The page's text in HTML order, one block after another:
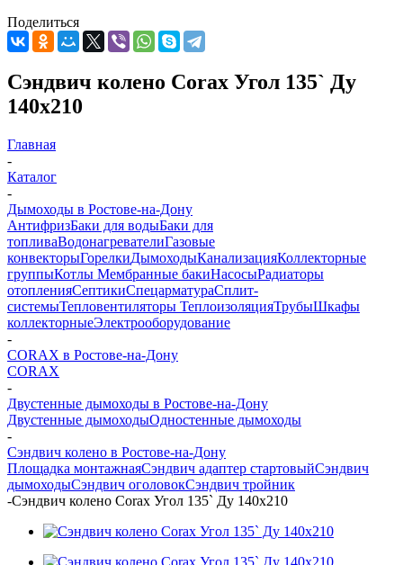
Поделиться
Сэндвич колено Corax Угол 135` Ду
140х210
Главная
-
Каталог
-
Дымоходы в Ростове-на-Дону
АнтифризБаки для водыБаки для
топливаВодонагревателиГазовые
конвекторыГорелкиДымоходыКанализацияКоллекторные
группыКотлы Мембранные бакиНасосыРадиаторы
отопленияСептикиСпецарматураСплит-
системыТепловентиляторы ТеплоизоляцияТрубыШкафы
коллекторныеЭлектрооборудование
-
CORAX в Ростове-на-Дону
CORAX
-
Двустенные дымоходы в Ростове-на-Дону
Двустенные дымоходыОдностенные дымоходы
-
Сэндвич колено в Ростове-на-Дону
Площадка монтажнаяСэндвич адаптер стартовыйСэндвич
дымоходыСэндвич оголовокСэндвич тройник
-Сэндвич колено Corax Угол 135` Ду 140х210